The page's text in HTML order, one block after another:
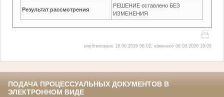
Результат рассмотрения
РЕШЕНИЕ оставлено БЕЗ
ИЗМЕНЕНИЯ
опубликовано 19.06.2026 06:02, изменено 06.08.2026 19:05
ПОДАЧА ПРОЦЕССУАЛЬНЫХ ДОКУМЕНТОВ В
ЭЛЕКТРОННОМ ВИДЕ